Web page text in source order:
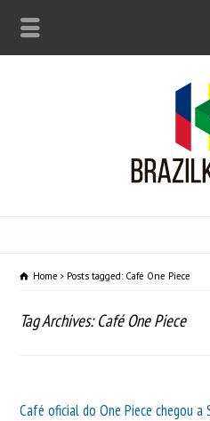
Home Posts tagged: Café One Piece
Tag Archives: Café One Piece
Café oficial do One Piece chegou a